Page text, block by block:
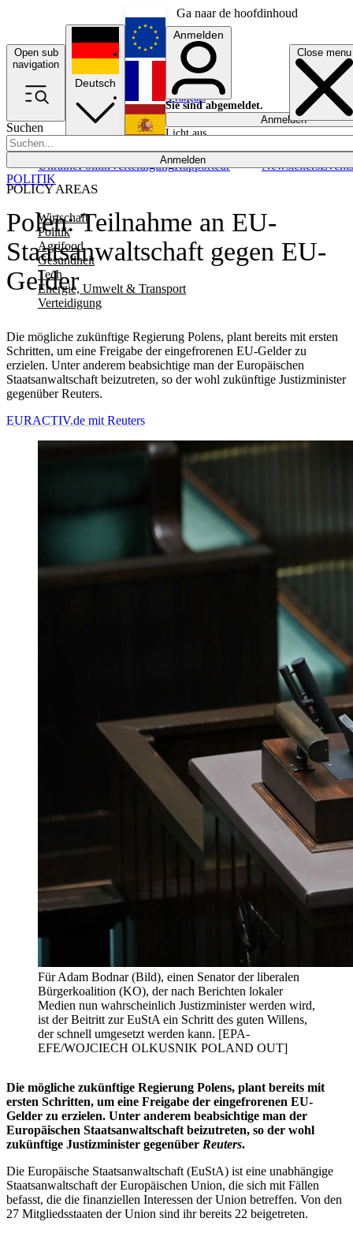
Ga naar de hoofdinhoud
Open sub
navigation
Close menu
Suchen
Anmelden
POLICY AREAS
Wirtschaft
Politik
Agrifood
Gesundheit
Tech
Energie, Umwelt & Transport
Verteidigung
UkrainePolitikVerteidigungRapporteur NewslettersEvents
Deutsch
English
Français
Anmelden
Sie sind abgemeldet.
Anmelden
Licht aus
Polen: Teilnahme an EU-
Staatsanwaltschaft gegen EU-
Gelder
Die mögliche zukünftige Regierung Polens, plant bereits mit ersten
Schritten, um eine Freigabe der eingefrorenen EU-Gelder zu
erzielen. Unter anderem beabsichtige man der Europäischen
Staatsanwaltschaft beizutreten, so der wohl zukünftige Justizminister
gegenüber Reuters.
POLITIK
EURACTIV.de mit Reuters
Für Adam Bodnar (Bild), einen Senator der liberalen
Bürgerkoalition (KO), der nach Berichten lokaler
Medien nun wahrscheinlich Justizminister werden wird,
ist der Beitritt zur EuStA ein Schritt des guten Willens,
der schnell umgesetzt werden kann. [EPA-
EFE/WOJCIECH OLKUSNIK POLAND OUT]
Die mögliche zukünftige Regierung Polens, plant bereits mit
ersten Schritten, um eine Freigabe der eingefrorenen EU-
Gelder zu erzielen. Unter anderem beabsichtige man der
Europäischen Staatsanwaltschaft beizutreten, so der wohl
zukünftige Justizminister gegenüber Reuters.
Die Europäische Staatsanwaltschaft (EuStA) ist eine unabhängige
Staatsanwaltschaft der Europäischen Union, die sich mit Fällen
befasst, die die finanziellen Interessen der Union betreffen. Von den
27 Mitgliedsstaaten der Union sind ihr bereits 22 beigetreten.